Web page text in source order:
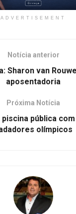
ADVERTISEMENT
Notícia anterior
Sharon van
aposentadoria
Próxima Notícia
pública
olímpicos